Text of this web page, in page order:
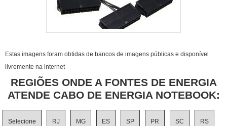
Estas imagens foram obtidas de bancos de imagens públicas e disponível
livremente na internet
REGIÕES ONDE A FONTES DE ENERGIA
ATENDE CABO DE ENERGIA NOTEBOOK:
Selecione RJ MG ES SP PR SC RS